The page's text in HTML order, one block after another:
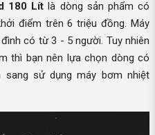
180 Lít là dòng sản phẩm có
điểm trên 6 triệu đồng. Máy
có từ 3 - 5 người. Tuy nhiên
thì bạn nên lựa chọn dòng có
sang sử dụng máy bơm nhiệt